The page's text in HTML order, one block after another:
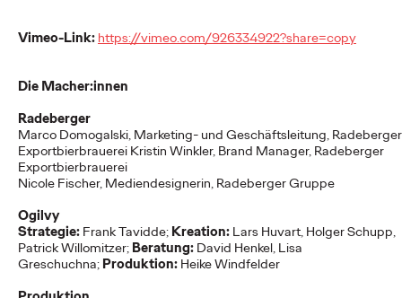
Vimeo-Link: https://vimeo.com/926334922?share=copy
Die Macher:innen
Radeberger
Marco Domogalski, Marketing- und Geschäftsleitung, Radeberger
Exportbierbrauerei Kristin Winkler, Brand Manager, Radeberger
Exportbierbrauerei
Nicole Fischer, Mediendesignerin, Radeberger Gruppe
Ogilvy
Strategie: Frank Tavidde; Kreation: Lars Huvart, Holger Schupp,
Patrick Willomitzer; Beratung: David Henkel, Lisa
Greschuchna; Produktion: Heike Windfelder
Relations betreut, präsentiert nach dem…
NEWS
Deutsche Bahn und
Ogilvy KI-kreieren
magische Momente.